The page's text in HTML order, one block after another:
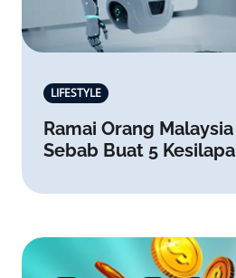
LIFESTYLE
Ramai Orang
Sebab Buat 5